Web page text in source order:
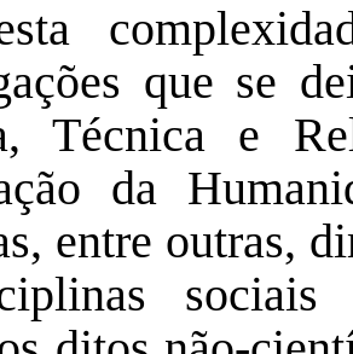
que se
Técnica e
da
entre outras,